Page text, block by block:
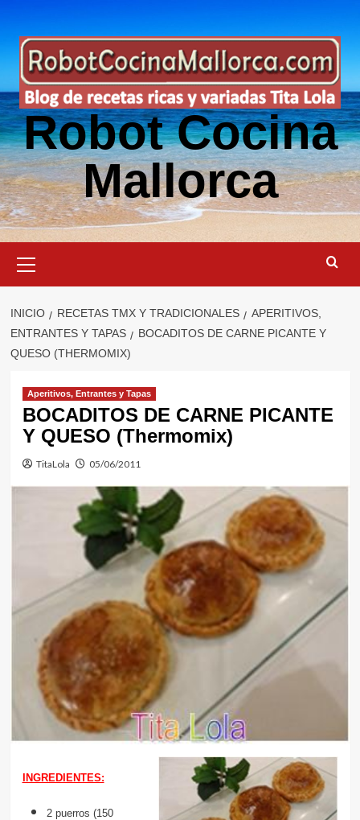
contenido
Robot Cocina
Mallorca
primario
INICIO RECETAS TMX Y TRADICIONALES
APERITIVOS,
ENTRANTES Y TAPAS
BOCADITOS DE CARNE PICANTE Y
QUESO (THERMOMIX)
Aperitivos, Entrantes y Tapas
BOCADITOS DE CARNE PICANTE
Y QUESO (Thermomix)
TitaLola 05/06/2011
INGREDIENTES:
2 puerros (150